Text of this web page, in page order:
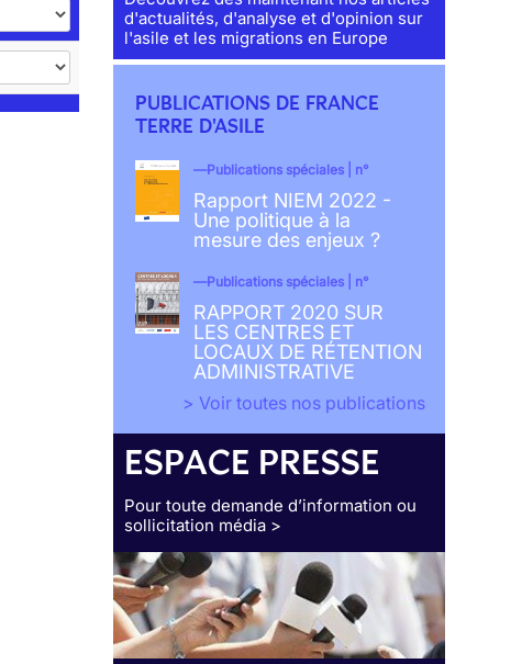
d'actualités, d'analyse et d'opinion sur
l'asile et les migrations en Europe
PUBLICATIONS DE FRANCE
TERRE D'ASILE
Publications spéciales | n°
Rapport NIEM 2022 -
Une politique à la
mesure des enjeux ?
Publications spéciales | n°
RAPPORT 2020 SUR
LES CENTRES ET
LOCAUX DE RÉTENTION
ADMINISTRATIVE
> Voir toutes nos publications
ESPACE PRESSE
Pour toute demande d’information ou
sollicitation média >